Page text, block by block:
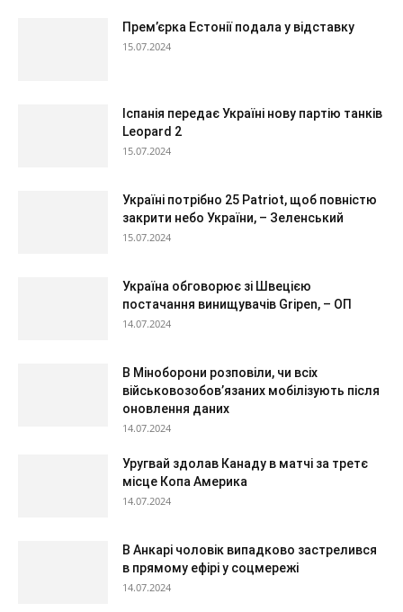
Прем’єрка Естонії подала у відставку
15.07.2024
Іспанія передає Україні нову партію танків
Leopard 2
15.07.2024
Україні потрібно 25 Patriot, щоб повністю
закрити небо України, – Зеленський
15.07.2024
Україна обговорює зі Швецією
постачання винищувачів Gripen, – ОП
14.07.2024
В Міноборони розповіли, чи всіх
військовозобов’язаних мобілізують після
оновлення даних
14.07.2024
Уругвай здолав Канаду в матчі за третє
місце Копа Америка
14.07.2024
В Анкарі чоловік випадково застрелився
в прямому ефірі у соцмережі
14.07.2024